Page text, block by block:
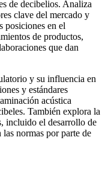
de decibelios. Analiza
clave del mercado y
posiciones en el
de productos,
que dan
y su influencia en
y estándares
acústica
También explora la
incluido el desarrollo de
normas por parte de